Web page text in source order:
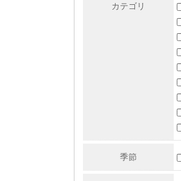
カテゴリ
季節